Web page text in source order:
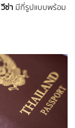
วีซ่า มีกี่รูปแบบพร้อม